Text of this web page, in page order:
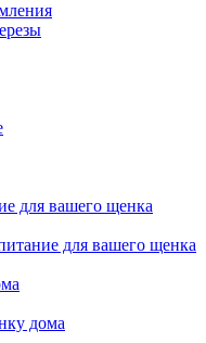
для вашего щенка
для вашего щенка
дома